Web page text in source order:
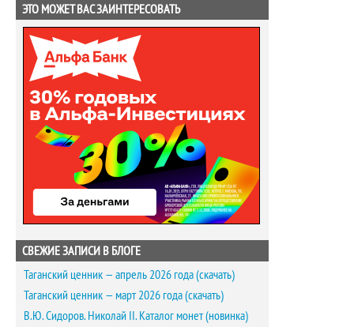
ЭТО МОЖЕТ ВАС ЗАИНТЕРЕСОВАТЬ
СВЕЖИЕ ЗАПИСИ В БЛОГЕ
Таганский ценник — апрель 2026 года (скачать)
Таганский ценник — март 2026 года (скачать)
В.Ю. Сидоров. Николай II. Каталог монет (новинка)